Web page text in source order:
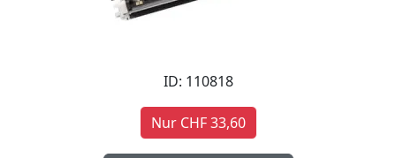
ID: 110818
Nur CHF 33,60